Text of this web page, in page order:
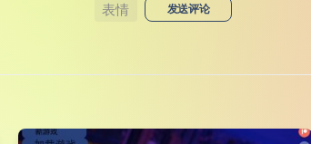
表情 发送评论